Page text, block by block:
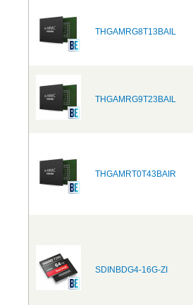
THGAMRG8T13BAIL
THGAMRG9T23BAIL
THGAMRT0T43BAIR
SDINBDG4-16G-ZI